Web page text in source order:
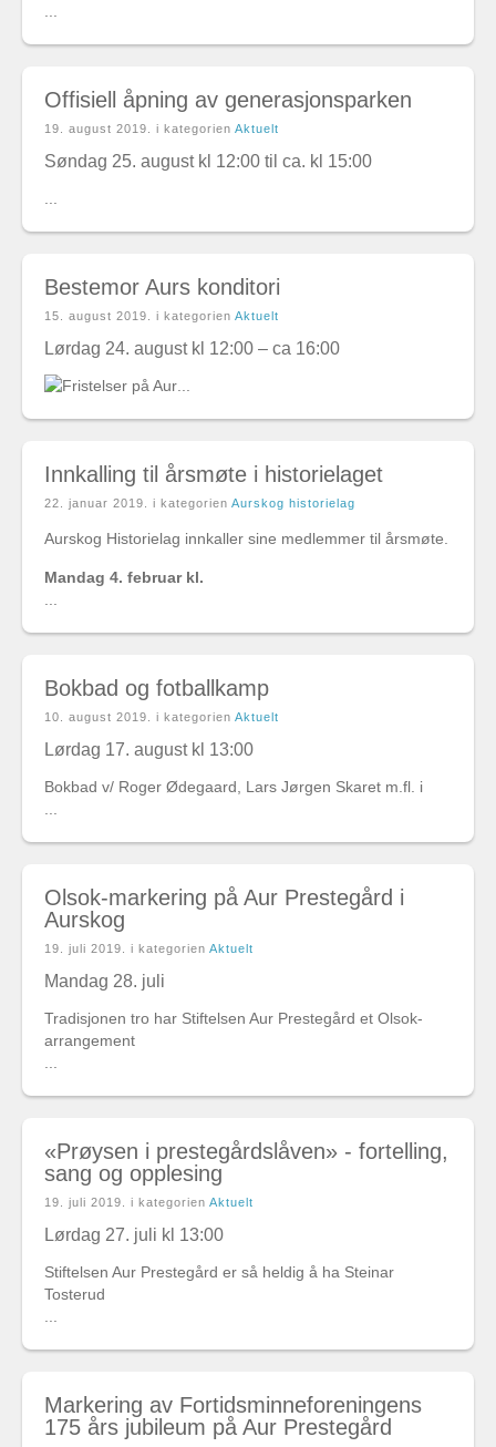
Offisiell åpning av generasjonsparken
19. august 2019 . i kategorien Aktuelt
Søndag 25. august kl 12:00 til ca. kl 15:00
Bestemor Aurs konditori
15. august 2019 . i kategorien Aktuelt
Lørdag 24. august kl 12:00 – ca 16:00
Innkalling til årsmøte i historielaget
22. januar 2019 . i kategorien Aurskog historielag
Aurskog Historielag innkaller sine medlemmer til årsmøte.
Mandag 4. februar kl.
Bokbad og fotballkamp
10. august 2019 . i kategorien Aktuelt
Lørdag 17. august kl 13:00
Bokbad v/ Roger Ødegaard, Lars Jørgen Skaret m.fl. i
Olsok-markering på Aur Prestegård i
Aurskog
19. juli 2019 . i kategorien Aktuelt
Mandag 28. juli
Tradisjonen tro har Stiftelsen Aur Prestegård et Olsok-
arrangement
«Prøysen i prestegårdslåven» - fortelling,
sang og opplesing
19. juli 2019 . i kategorien Aktuelt
Lørdag 27. juli kl 13:00
Stiftelsen Aur Prestegård er så heldig å ha Steinar
Tosterud
Markering av Fortidsminneforeningens
175 års jubileum på Aur Prestegård